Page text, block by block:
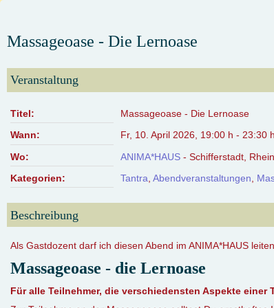
Massageoase - Die Lernoase
Veranstaltung
Titel:
Massageoase - Die Lernoase
Wann:
Fr, 10. April 2026, 19:00 h - 23:30 h
Wo:
ANIMA*HAUS - Schifferstadt,
Kategorien:
Tantra Abendveranstaltungen
Beschreibung
Als Gastdozent darf ich diesen Abend im ANIMA*HAUS
Massageoase - die Lernoase
Für alle Teilnehmer, die verschiedensten Aspekte